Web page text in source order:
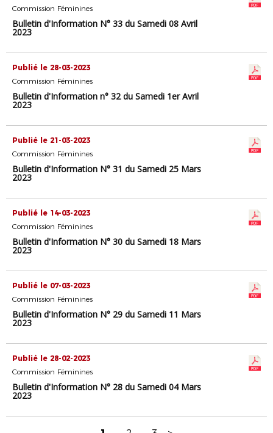
Commission Féminines
Bulletin d'Information N° 33 du Samedi 08 Avril
2023
Publié le 28-03-2023
Commission Féminines
Bulletin d'Information n° 32 du Samedi 1er Avril
2023
Publié le 21-03-2023
Commission Féminines
Bulletin d'Information N° 31 du Samedi 25 Mars
2023
Publié le 14-03-2023
Commission Féminines
Bulletin d'Information N° 30 du Samedi 18 Mars
2023
Publié le 07-03-2023
Commission Féminines
Bulletin d'Information N° 29 du Samedi 11 Mars
2023
Publié le 28-02-2023
Commission Féminines
Bulletin d'Information N° 28 du Samedi 04 Mars
2023